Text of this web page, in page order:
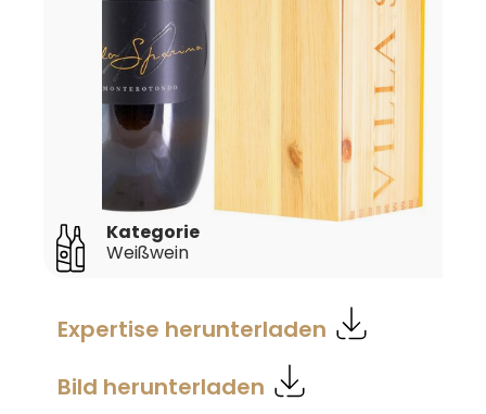
Kategorie
Weißwein
Expertise herunterladen
Bild herunterladen